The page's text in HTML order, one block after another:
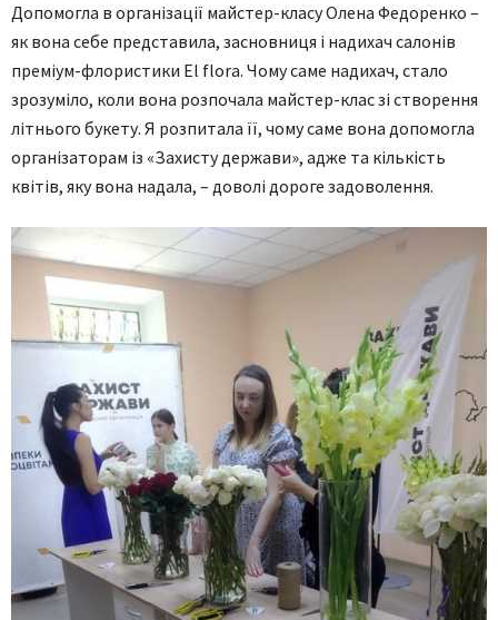
Допомогла в організації майстер-класу Олена Федоренко –
як вона себе представила, засновниця і надихач салонів
преміум-флористики El flora. Чому саме надихач, стало
зрозуміло, коли вона розпочала майстер-клас зі створення
літнього букету. Я розпитала її, чому саме вона допомогла
організаторам із «Захисту держави», адже та кількість
квітів, яку вона надала, – доволі дороге задоволення.